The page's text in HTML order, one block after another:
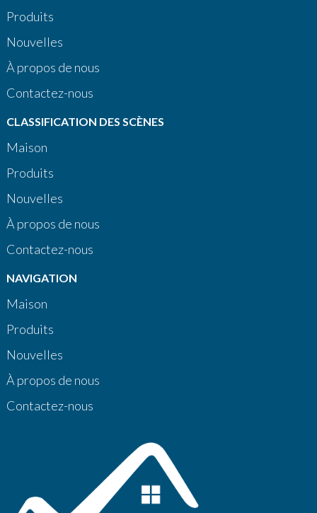
Produits
Nouvelles
À propos de nous
Contactez-nous
CLASSIFICATION DES SCÈNES
Maison
Produits
Nouvelles
À propos de nous
Contactez-nous
NAVIGATION
Maison
Produits
Nouvelles
À propos de nous
Contactez-nous